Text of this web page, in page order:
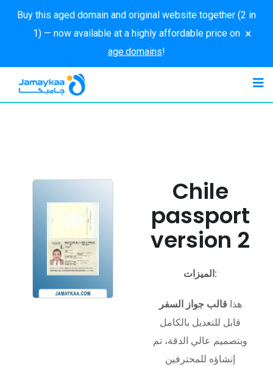
Buy this aged domain and original website together (2 in
1) — now available at a highly affordable price on
age.domains!
×
Chile
passport
version 2
الميزات:
هذا قالب جواز السفر
قابل للتعديل بالكامل
وبتصميم عالي الدقة، تم
إنشاؤه للمحترفين